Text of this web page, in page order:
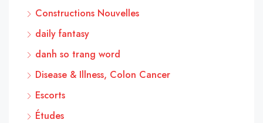
Constructions Nouvelles
daily fantasy
danh so trang word
Disease & Illness, Colon Cancer
Escorts
Études